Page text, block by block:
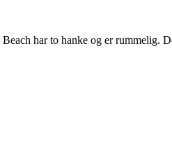
har to hanke og er rummelig.